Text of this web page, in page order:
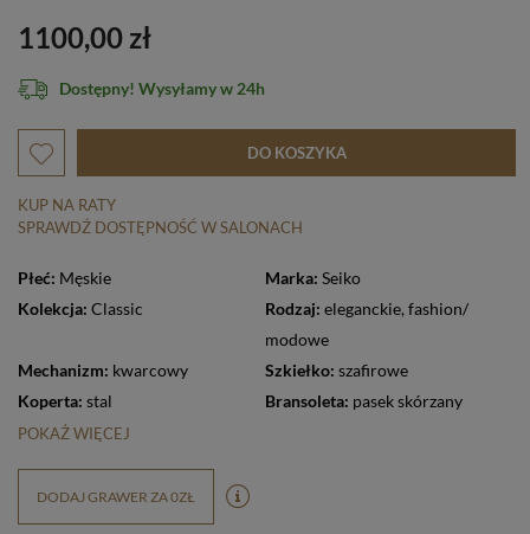
1100,00 zł
Dostępny! Wysyłamy w 24h
DO KOSZYKA
KUP NA RATY
SPRAWDŹ DOSTĘPNOŚĆ W SALONACH
Płeć: Męskie Marka: Seiko
Kolekcja: Classic Rodzaj: eleganckie,
modowe
Mechanizm: kwarcowy Szkiełko: szafirowe
Koperta: stal Bransoleta: pasek skórzany
POKAŻ WIĘCEJ
DODAJ GRAWER ZA 0ZŁ